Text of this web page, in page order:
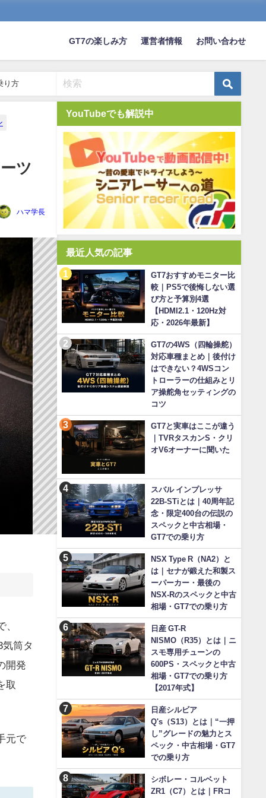
GT7の楽しみ方 運営者情報 お問い合わせ
り方
ツ
ハマ学長
、
筒タ
開発
取
元で
YouTubeでも解説中
最近人気の記事
GT7おすすめモニター比
較｜PS5で後悔しない選
び方と予算別4選
【HDMI2.1・120Hz対
応・2026年最新】
GT7の4WS（四輪操舵）
対応車種まとめ｜後付け
はできない？4WSコン
トローラーの仕組みとリ
ア操舵角セッティングの
コツ
GT7と実車はここが違う
｜TVRタスカンS・クリ
オV6オーナーに聞いた
スバル インプレッサ
22B-STiとは｜40周年記
念・限定400台の伝説の
スペックと中古相場・
GT7での乗り方
NSX Type R（NA2）と
は｜セナが鍛えた和製ス
ーパーカー・最後の
NSX-Rのスペックと中古
相場・GT7での乗り方
日産 GT-R
NISMO（R35）とは｜ニ
スモ専用チューンの
600PS・スペックと中古
相場・GT7での乗り方
【2017年式】
日産シルビア
Q's（S13）とは｜“一押
し”グレードの魅力とス
ペック・中古相場・GT7
での乗り方
シボレー・コルベット
ZR1（C7）とは｜FRコ